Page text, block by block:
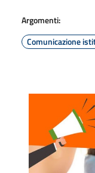
Argomenti:
Comunicazione